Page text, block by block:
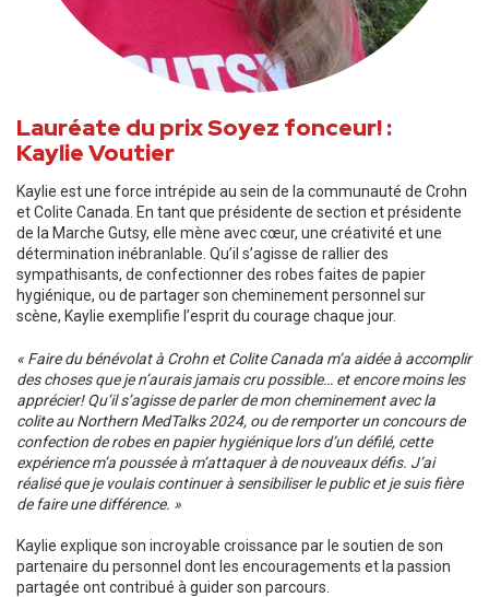
Lauréate du prix Soyez fonceur! :
Kaylie Voutier
Kaylie est une force intrépide au sein de la communauté de Crohn
et Colite Canada. En tant que présidente de section et présidente
de la Marche Gutsy, elle mène avec cœur, une créativité et une
détermination inébranlable. Qu’il s’agisse de rallier des
sympathisants, de confectionner des robes faites de papier
hygiénique, ou de partager son cheminement personnel sur
scène, Kaylie exemplifie l’esprit du courage chaque jour.
« Faire du bénévolat à Crohn et Colite Canada m’a aidée à accomplir
des choses que je n’aurais jamais cru possible… et encore moins les
apprécier! Qu’il s’agisse de parler de mon cheminement avec la
colite au Northern MedTalks 2024, ou de remporter un concours de
confection de robes en papier hygiénique lors d’un défilé, cette
expérience m’a poussée à m’attaquer à de nouveaux défis. J’ai
réalisé que je voulais continuer à sensibiliser le public et je suis fière
de faire une différence. »
Kaylie explique son incroyable croissance par le soutien de son
partenaire du personnel dont les encouragements et la passion
partagée ont contribué à guider son parcours.